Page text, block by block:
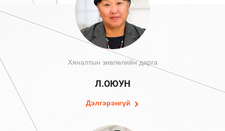
Хяналтын зөвлөлийн дарга
Л.ОЮУН
Дэлгэрэнгүй